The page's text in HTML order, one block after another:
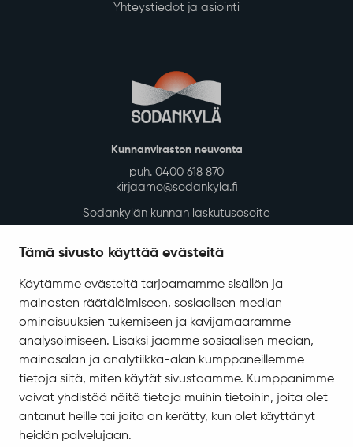
Tämä sivusto käyttää evästeitä
Käytämme evästeitä tarjoamamme sisällön ja
mainosten räätälöimiseen, sosiaalisen median
ominaisuuksien tukemiseen ja kävijämäärämme
analysoimiseen. Lisäksi jaamme sosiaalisen median,
mainosalan ja analytiikka-alan kumppaneillemme
tietoja siitä, miten käytät sivustoamme. Kumppanimme
voivat yhdistää näitä tietoja muihin tietoihin, joita olet
antanut heille tai joita on kerätty, kun olet käyttänyt
heidän palvelujaan.
Yhteystiedot ja asiointi
Kunnanviraston neuvonta
puh. 0400 618 870
kirjaamo@sodankyla.fi
Sodankylän kunnan laskutusosoite
Asiakirjajulkisuuskuvaus
Evästeiden hallinta
Yhteystiedot
Jäämerentie 1, 99601 Sodankylä
Kaikki yhteystiedot
Henkilökunnan intranet